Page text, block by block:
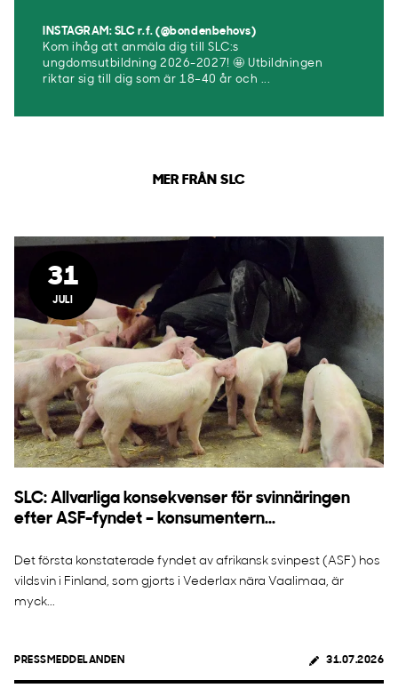
INSTAGRAM: SLC r.f. (@bondenbehovs)
Kom ihåg att anmäla dig till SLC:s
ungdomsutbildning 2026-2027! 🤩 Utbildningen
riktar sig till dig som är 18–40 år och ...
MER FRÅN SLC
31
JULI
SLC: Allvarliga konsekvenser för svinnäringen
efter ASF-fyndet – konsumentern...
Det första konstaterade fyndet av afrikansk svinpest (ASF) hos
vildsvin i Finland, som gjorts i Vederlax nära Vaalimaa, är
myck...
PRESSMEDDELANDEN 31.07.2026